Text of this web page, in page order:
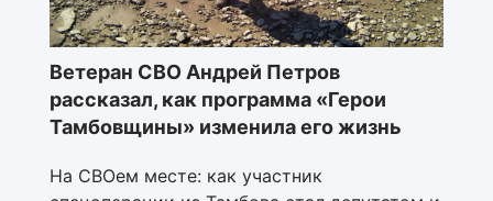
Ветеран СВО Андрей Петров
рассказал, как программа «Герои
Тамбовщины» изменила его жизнь
На СВОем месте: как участник